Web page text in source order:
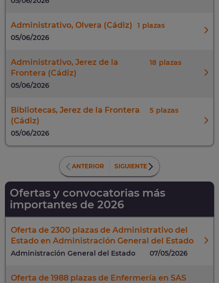
Administrativo, Olvera (Cádiz)
1
05/06/2026
Administrativo, Jerez de la
Frontera (Cádiz)
18
05/06/2026
Bibliotecas, Jerez de la Frontera
(Cádiz)
5
05/06/2026
ANTERIOR SIGUIENTE
Ofertas y convocatorias más
importantes de 2026
Oferta de 2300 plazas de Administrativo del
Estado en Administración General del Estado
Administración General del Estado 07/05/2026
Oferta de 1988 plazas de Enfermería en SAS